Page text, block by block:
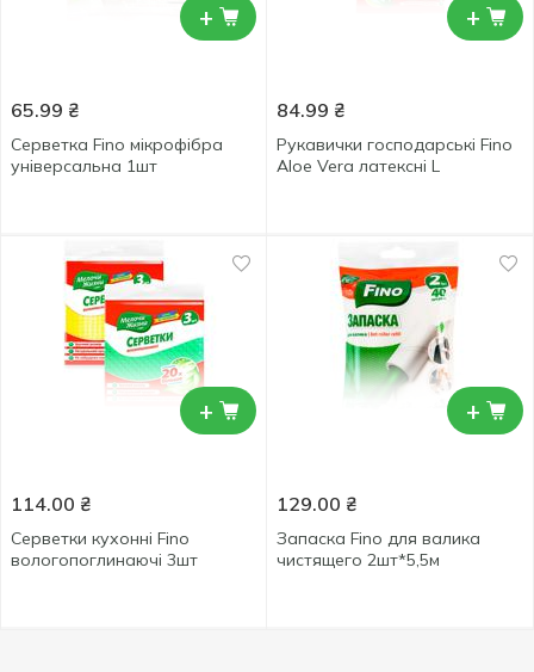
+
65.99 ₴
Серветка Fino мікрофібра
універсальна 1шт
+
84.99 ₴
Рукавички господарські Fino
Aloe Vera латексні L
+
114.00 ₴
Серветки кухонні Fino
вологопоглинаючі 3шт
+
129.00 ₴
Запаска Fino для валика
чистящего 2шт*5,5м